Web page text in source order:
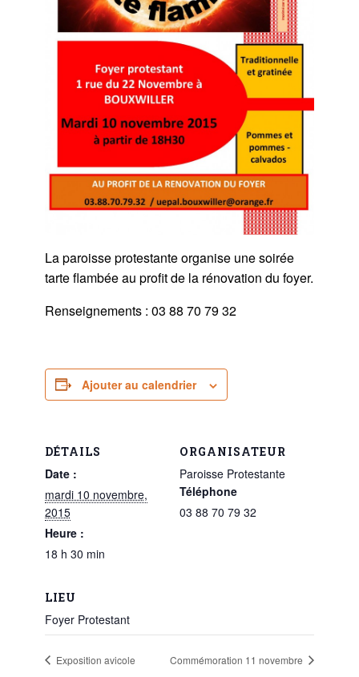
La paroisse protestante organise une soirée
tarte flambée au profit de la rénovation du foyer.
Renseignements : 03 88 70 79 32
Ajouter au calendrier
DÉTAILS
Date :
mardi 10 novembre,
2015
Heure :
18 h 30 min
ORGANISATEUR
Paroisse Protestante
Téléphone
03 88 70 79 32
LIEU
Foyer Protestant
Exposition avicole Commémoration 11 novembre